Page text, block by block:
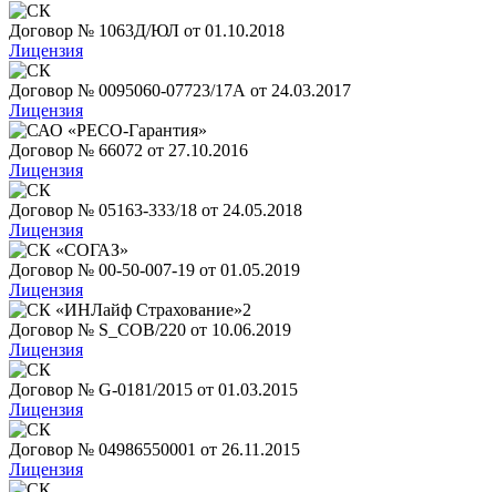
Договор № 1063Д/ЮЛ от 01.10.2018
Лицензия
Договор № 0095060-07723/17А от 24.03.2017
Лицензия
Договор № 66072 от 27.10.2016
Лицензия
Договор № 05163-333/18 от 24.05.2018
Лицензия
Договор № 00-50-007-19 от 01.05.2019
Лицензия
Договор № S_COB/220 от 10.06.2019
Лицензия
Договор № G-0181/2015 от 01.03.2015
Лицензия
Договор № 04986550001 от 26.11.2015
Лицензия